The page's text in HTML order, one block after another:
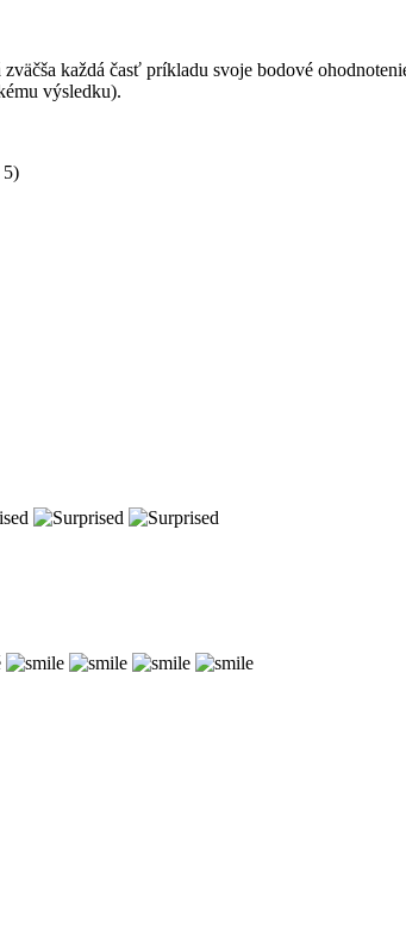
každá časť príkladu svoje bodové
výsledku).
5)